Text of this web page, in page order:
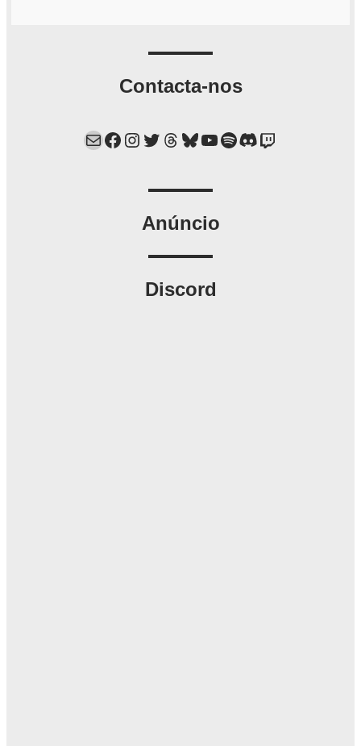
Contacta-nos
Mail Facebook Instagram Twitter Threads Bluesky YouTube Spotify Discord Twitch
Anúncio
Discord